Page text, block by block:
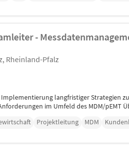
-
Rheinland-Pfalz
langfristiger Strategien
im Umfeld des MDM/pEMT
Projektleitung MDM